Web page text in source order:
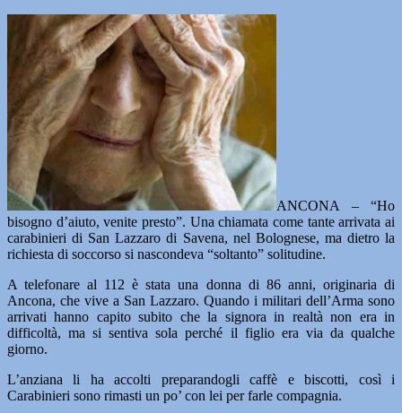
ANCONA – “Ho
bisogno d’aiuto, venite presto”. Una chiamata come tante arrivata ai
carabinieri di San Lazzaro di Savena, nel Bolognese, ma dietro la
richiesta di soccorso si nascondeva “soltanto” solitudine.
A telefonare al 112 è stata una donna di 86 anni, originaria di
Ancona, che vive a San Lazzaro. Quando i militari dell’Arma sono
arrivati hanno capito subito che la signora in realtà non era in
difficoltà, ma si sentiva sola perché il figlio era via da qualche
giorno.
L’anziana li ha accolti preparandogli caffè e biscotti, così i
Carabinieri sono rimasti un po’ con lei per farle compagnia.